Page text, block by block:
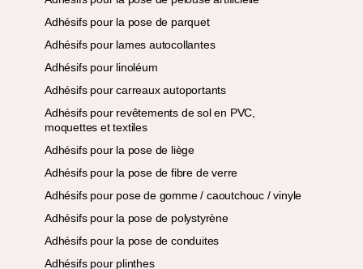
Adhésifs pour la pose de parquet
Adhésifs pour lames autocollantes
Adhésifs pour linoléum
Adhésifs pour carreaux autoportants
Adhésifs pour revêtements de sol en PVC,
moquettes et textiles
Adhésifs pour la pose de liège
Adhésifs pour la pose de fibre de verre
Adhésifs pour pose de gomme / caoutchouc / vinyle
Adhésifs pour la pose de polystyrène
Adhésifs pour la pose de conduites
Adhésifs pour plinthes